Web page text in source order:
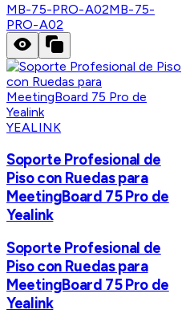
MB-75-PRO-A02MB-75-
PRO-A02
YEALINK
Soporte Profesional de
Piso con Ruedas para
MeetingBoard 75 Pro de
Yealink
Soporte Profesional de
Piso con Ruedas para
MeetingBoard 75 Pro de
Yealink